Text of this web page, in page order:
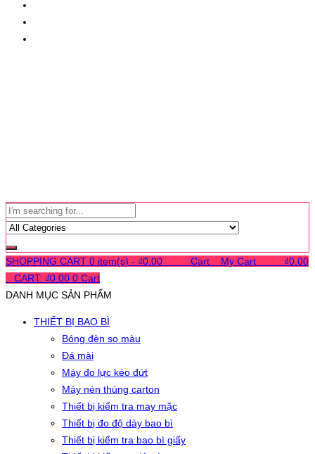
SHOPPING CART 0 item(s) - ₫0.00 Cart My Cart ₫0.00
CART: ₫0.00 0 Cart
DANH MỤC SẢN PHẨM
THIẾT BỊ BAO BÌ
Bóng đèn so màu
Đá mài
Máy đo lực kéo đứt
Máy nén thùng carton
Thiết bị kiểm tra may mặc
Thiết bị đo độ dày bao bì
Thiết bị kiểm tra bao bì giấy